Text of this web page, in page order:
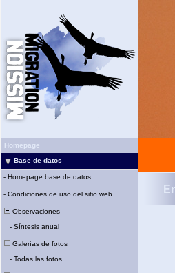
Homepage
Base de datos
- Homepage base de datos
- Condiciones de uso del sitio web
Observaciones
- Síntesis anual
Galerías de fotos
- Todas las fotos